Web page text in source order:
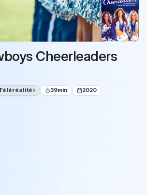
Cheerleaders
39min
2020